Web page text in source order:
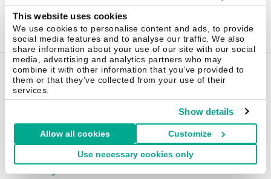
This website uses cookies
We use cookies to personalise content and ads, to provide
social media features and to analyse our traffic. We also
share information about your use of our site with our social
media, advertising and analytics partners who may
combine it with other information that you’ve provided to
them or that they’ve collected from your use of their
services.
Show details
Allow all cookies Customize
Use necessary cookies only
LÖSUNGEN FÜR HEIMANWENDER
Kaspersky Plus
Kaspersky Premium